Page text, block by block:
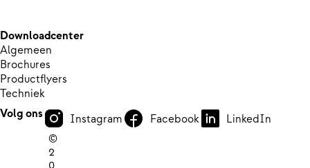
Downloadcenter
Algemeen
Brochures
Productflyers
Techniek
Volg ons
Instagram Facebook
LinkedIn
©
2